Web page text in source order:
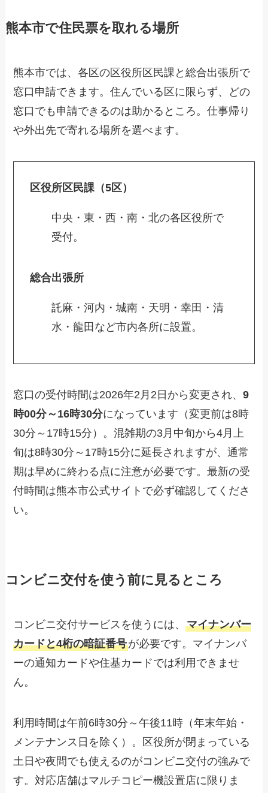
熊本市で住民票を取れる場所
熊本市では、各区の区役所区民課と総合出張所で
窓口申請できます。住んでいる区に限らず、どの
窓口でも申請できるのは助かるところ。仕事帰り
や外出先で寄れる場所を選べます。
区役所区民課（5区）
中央・東・西・南・北の各区役所で
受付。
総合出張所
託麻・河内・城南・天明・幸田・清
水・龍田など市内各所に設置。
窓口の受付時間は2026年2月2日から変更され、9
時00分～16時30分になっています（変更前は8時
30分～17時15分）。混雑期の3月中旬から4月上
旬は8時30分～17時15分に延長されますが、通常
期は早めに終わる点に注意が必要です。最新の受
付時間は熊本市公式サイトで必ず確認してくださ
い。
コンビニ交付を使う前に見るところ
コンビニ交付サービスを使うには、マイナンバー
カードと4桁の暗証番号が必要です。マイナンバ
ーの通知カードや住基カードでは利用できませ
ん。
利用時間は午前6時30分～午後11時（年末年始・
メンテナンス日を除く）。区役所が閉まっている
土日や夜間でも使えるのがコンビニ交付の強みで
す。対応店舗はマルチコピー機設置店に限りま